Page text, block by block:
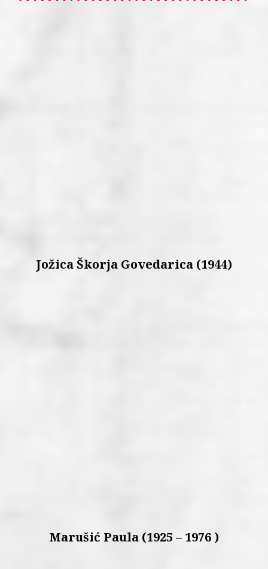
Jožica Škorja Govedarica (1944)
Marušić Paula (1925 – 1976 )